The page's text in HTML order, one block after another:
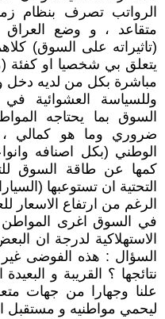
الرواتب تصرف بنظام
متقاعد ، و وضع
(تاثيراته على السوق)
يتعلق بي شخصيا او كفئة
مباشرة بكل من لديه دخل
وللسياسة العشوائية في
السوق بما يحتاجه
ضروري وما هو كمالي
الوطني (بكل اصنافه
كمها عن طاقة السوق
التحتية ان تستوعبها
الرغم من ارتفاع الاسعار
في السوق اغرى المواطن
الاستهلاكية لدرجة ان
السؤال : هذه الفوضى
نتائجها ؟ القريبة و
علنا وجهارا من جهات
ليحمي مواطنيه و مستقبل